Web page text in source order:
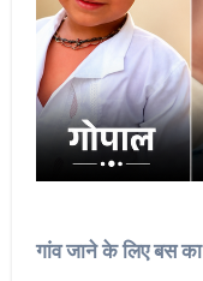
गांव जाने के लिए बस का